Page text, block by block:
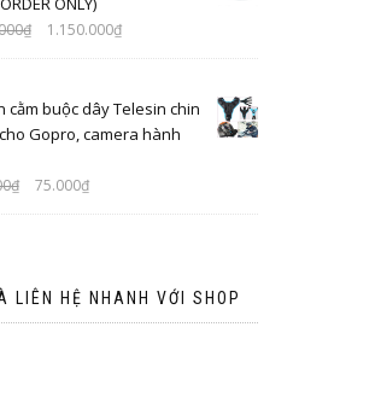
₫ 1.150.000₫
cằm buộc dây Telesin chin
Gopro, camera hành
₫ 75.000₫
LIÊN HỆ NHANH VỚI SHOP